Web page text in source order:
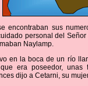
encontraban sus
personal del
Naylamp.
en la boca de un río
era poseedor,
dijo a Cetarni, su